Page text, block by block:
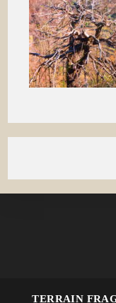
TERRAIN